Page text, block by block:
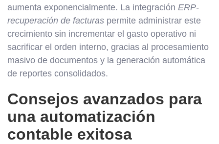
aumenta exponencialmente. La integración ERP-
recuperación de facturas permite administrar este
crecimiento sin incrementar el gasto operativo ni
sacrificar el orden interno, gracias al procesamiento
masivo de documentos y la generación automática
de reportes consolidados.
Consejos avanzados para
una automatización
contable exitosa